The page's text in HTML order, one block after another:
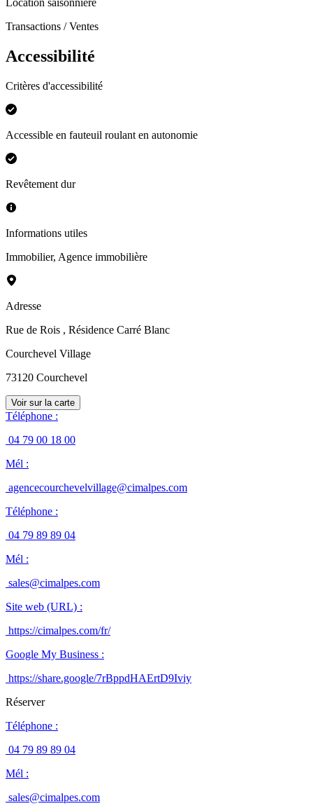
Location saisonnière
Transactions / Ventes
Accessibilité
Critères d'accessibilité
Accessible en fauteuil roulant en autonomie
Revêtement dur
Informations utiles
Immobilier, Agence immobilière
Adresse
Rue de Rois , Résidence Carré Blanc
Courchevel Village
73120 Courchevel
Voir sur la carte
Téléphone :
04 79 00 18 00
Mél :
agencecourchevelvillage@cimalpes.com
Téléphone :
04 79 89 89 04
Mél :
sales@cimalpes.com
Site web (URL) :
https://cimalpes.com/fr/
Google My Business :
https://share.google/7rBppdHAErtD9Iviy
Réserver
Téléphone :
04 79 89 89 04
Mél :
sales@cimalpes.com